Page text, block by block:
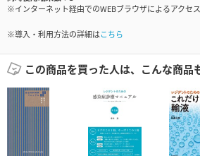
※インターネット経由でのWEBブラウザによるアクセ
※導入・利用方法の詳細はこちら
この商品を買った人は、こんな商品